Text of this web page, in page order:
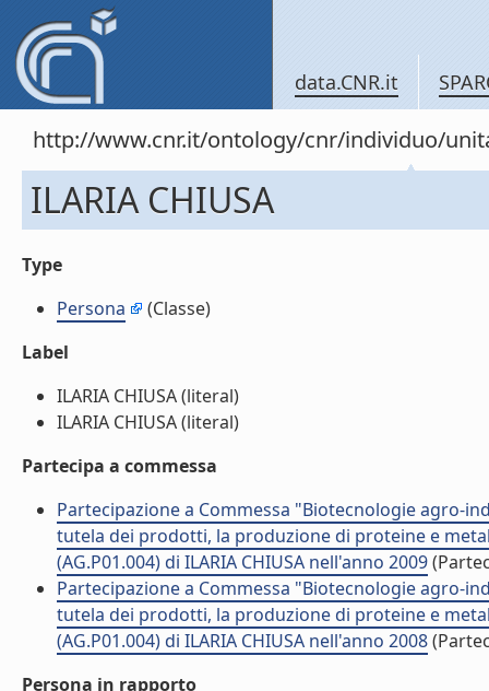
data.CNR.it
http://www.cnr.it/ontology/cnr/individuo/
ILARIA CHIUSA
Type
Persona
(Classe)
Label
ILARIA CHIUSA (literal)
ILARIA CHIUSA (literal)
Partecipa a commessa
Partecipazione a Commessa "Biotecnologie agro-
tutela dei prodotti, la produzione di proteine e
(AG.P01.004) di ILARIA CHIUSA nell'anno 2009
Partecipazione a Commessa "Biotecnologie agro-
tutela dei prodotti, la produzione di proteine e
(AG.P01.004) di ILARIA CHIUSA nell'anno 2008
Persona in rapporto